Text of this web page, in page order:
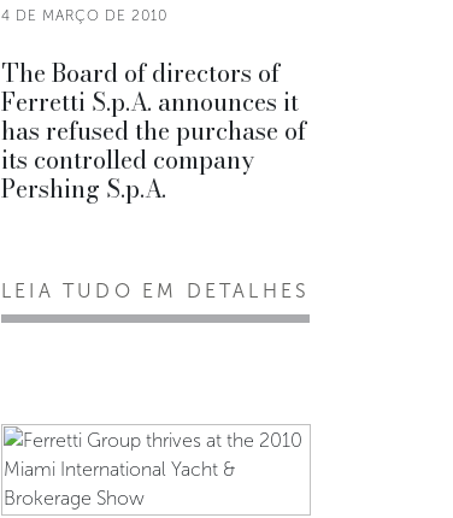
4 DE MARÇO DE 2010
The Board of directors of
Ferretti S.p.A. announces it
has refused the purchase of
its controlled company
Pershing S.p.A.
LEIA TUDO EM DETALHES